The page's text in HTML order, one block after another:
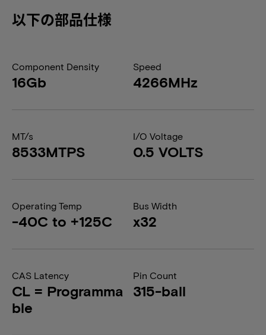
以下の部品仕様
Component Density
16Gb
Speed
4266MHz
MT/s
8533MTPS
I/O Voltage
0.5 VOLTS
Operating Temp
-40C to +125C
Bus Width
x32
CAS Latency
CL = Programma
ble
Pin Count
315-ball